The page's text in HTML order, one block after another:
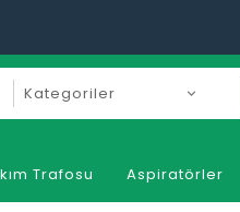
Trafosu Aspiratörler